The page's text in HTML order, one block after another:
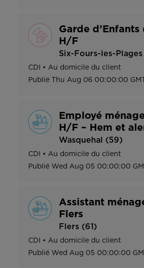
Garde d’Enfants
H/F
Six-Fours-les-
CDI • Au domicile du client
Publié Thu Aug 06 00:00:00
Employé
H/F – Hem et
Wasquehal (59)
CDI • Au domicile du client
Publié Wed Aug 05 00:00:00
Assistant
Flers
Flers (61)
CDI • Au domicile du client
Publié Wed Aug 05 00:00:00